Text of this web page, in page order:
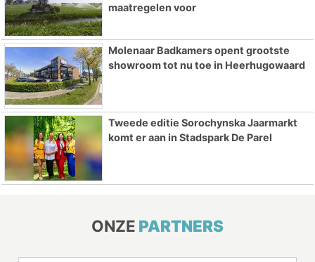
maatregelen voor
Molenaar Badkamers opent grootste
showroom tot nu toe in Heerhugowaard
Tweede editie Sorochynska Jaarmarkt
komt er aan in Stadspark De Parel
ONZE PARTNERS